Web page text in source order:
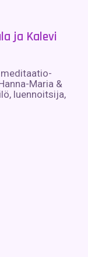
ja Kalevi
Maria &
luennoitsija,